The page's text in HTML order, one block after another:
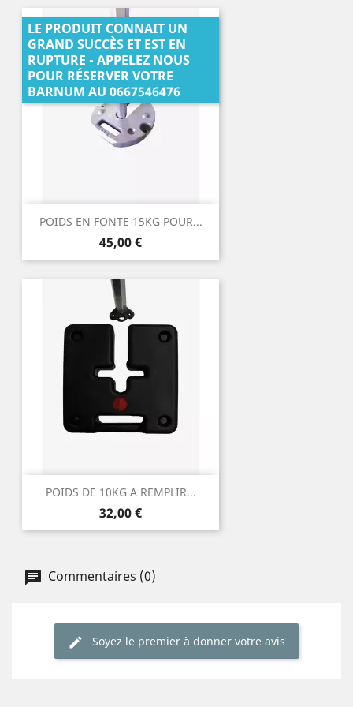
POIDS EN FONTE 15KG POUR...
Prix
45,00 €
LE PRODUIT CONNAIT UN
GRAND SUCCÈS ET EST EN
RUPTURE - APPELEZ NOUS
POUR RÉSERVER VOTRE
BARNUM AU 0667546476
POIDS DE 10KG A REMPLIR...
Prix
32,00 €
Commentaires (0)
Soyez le premier à donner votre avis